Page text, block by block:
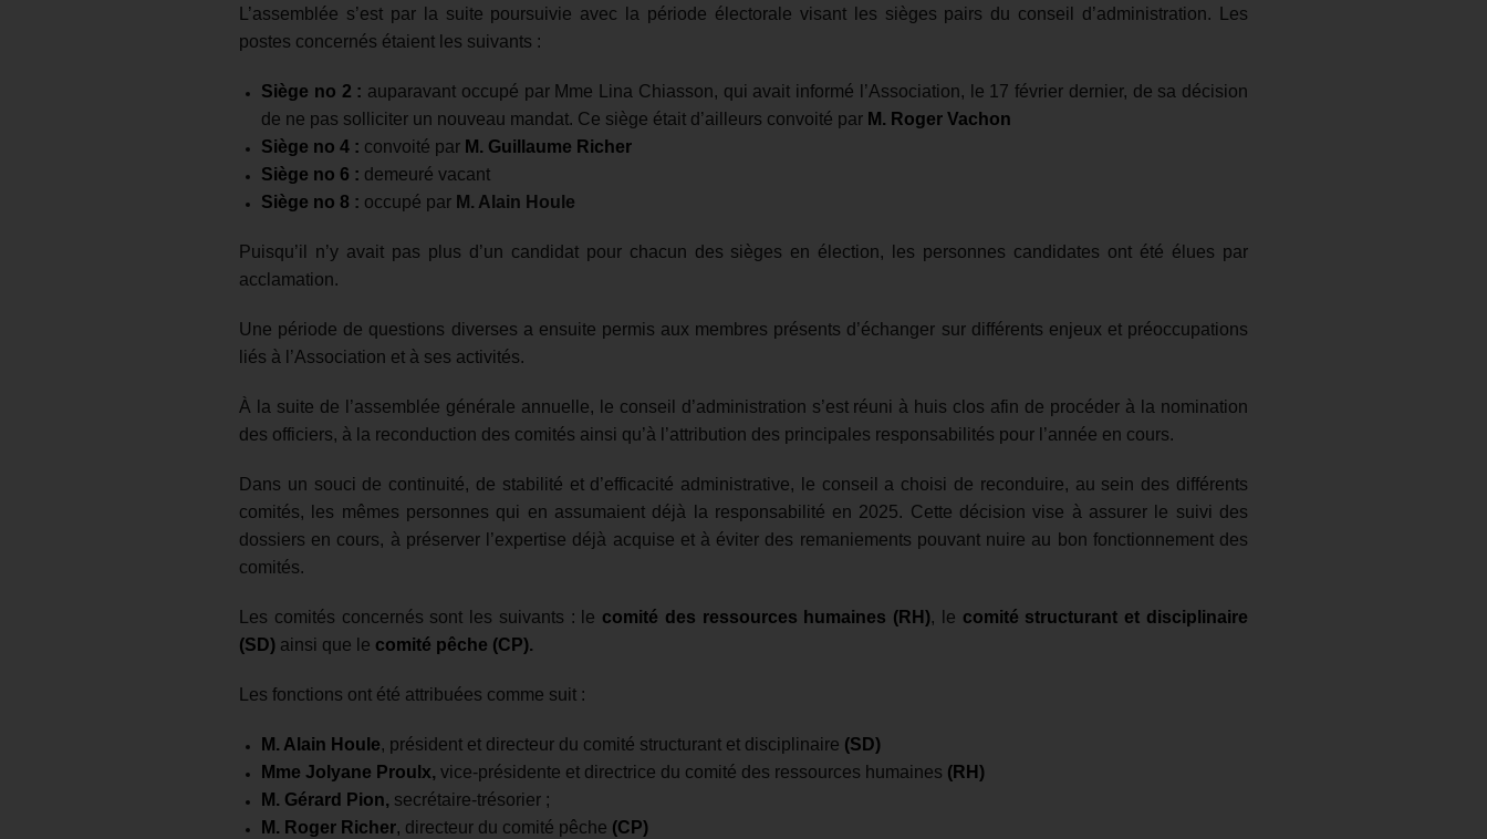
L’assemblée s’est par la suite poursuivie avec la période électorale visant les sièges pairs du conseil d’administration. Les
postes concernés étaient les suivants :
Siège no 2 : auparavant occupé par Mme Lina Chiasson, qui avait informé l’Association, le 17 février dernier, de sa décision
de ne pas solliciter un nouveau mandat. Ce siège était d’ailleurs convoité par M. Roger Vachon
Siège no 4 : convoité par M. Guillaume Richer
Siège no 6 : demeuré vacant
Siège no 8 : occupé par M. Alain Houle
Puisqu’il n’y avait pas plus d’un candidat pour chacun des sièges en élection, les personnes candidates ont été élues par
acclamation.
Une période de questions diverses a ensuite permis aux membres présents d’échanger sur différents enjeux et préoccupations
liés à l’Association et à ses activités.
À la suite de l’assemblée générale annuelle, le conseil d’administration s’est réuni à huis clos afin de procéder à la nomination
des officiers, à la reconduction des comités ainsi qu’à l’attribution des principales responsabilités pour l’année en cours.
Dans un souci de continuité, de stabilité et d’efficacité administrative, le conseil a choisi de reconduire, au sein des différents
comités, les mêmes personnes qui en assumaient déjà la responsabilité en 2025. Cette décision vise à assurer le suivi des
dossiers en cours, à préserver l’expertise déjà acquise et à éviter des remaniements pouvant nuire au bon fonctionnement des
comités.
Les comités concernés sont les suivants : le comité des ressources humaines (RH), le comité structurant et disciplinaire
(SD) ainsi que le comité pêche (CP).
Les fonctions ont été attribuées comme suit :
M. Alain Houle, président et directeur du comité structurant et disciplinaire (SD)
Mme Jolyane Proulx, vice-présidente et directrice du comité des ressources humaines (RH)
M. Gérard Pion, secrétaire-trésorier ;
M. Roger Richer, directeur du comité pêche (CP)